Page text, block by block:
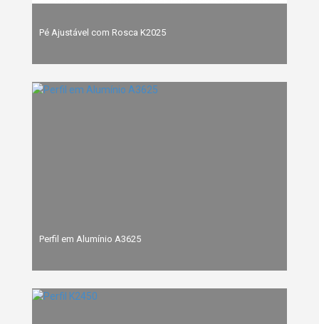
Pé Ajustável com Rosca K2025
Perfil em Alumínio A3625